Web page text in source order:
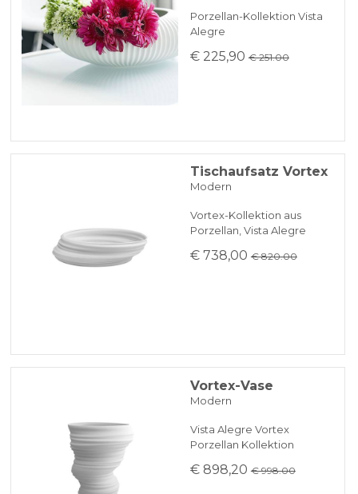
Porzellan-Kollektion Vista
Alegre
€ 225,90 € 251.00
Tischaufsatz Vortex
Modern
Vortex-Kollektion aus
Porzellan, Vista Alegre
€ 738,00 € 820.00
Vortex-Vase
Modern
Vista Alegre Vortex
Porzellan Kollektion
€ 898,20 € 998.00